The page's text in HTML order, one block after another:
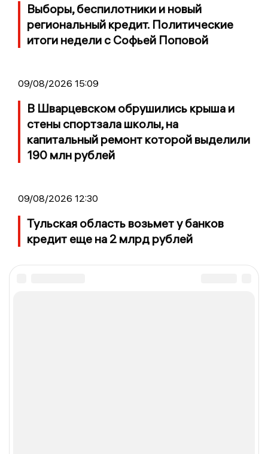
Выборы, беспилотники и новый
региональный кредит. Политические
итоги недели с Софьей Поповой
09/08/2026 15:09
В Шварцевском обрушились крыша и
стены спортзала школы, на
капитальный ремонт которой выделили
190 млн рублей
09/08/2026 12:30
Тульская область возьмет у банков
кредит еще на 2 млрд рублей